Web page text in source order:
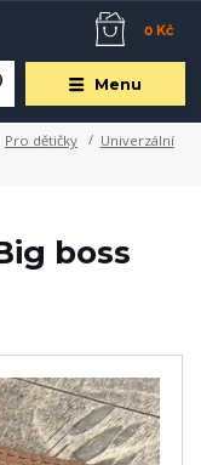
Menu
0 Kč
Pro dětičky
Univerzální
boss